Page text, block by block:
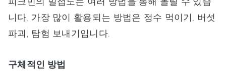
니다. 가장 많이 활용되는 방법은 정수 먹이기, 버섯
파괴, 탐험 보내기입니다.
구체적인 방법